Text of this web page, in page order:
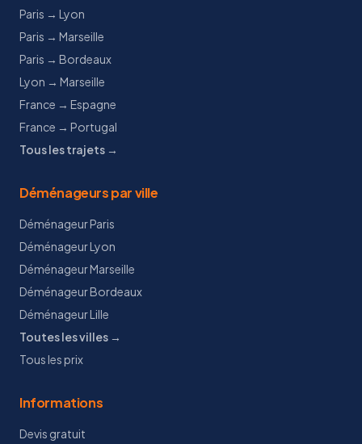
Paris → Lyon
Paris → Marseille
Paris → Bordeaux
Lyon → Marseille
France → Espagne
France → Portugal
Tous les trajets →
Déménageurs par ville
Déménageur Paris
Déménageur Lyon
Déménageur Marseille
Déménageur Bordeaux
Déménageur Lille
Toutes les villes →
Tous les prix
Informations
Devis gratuit